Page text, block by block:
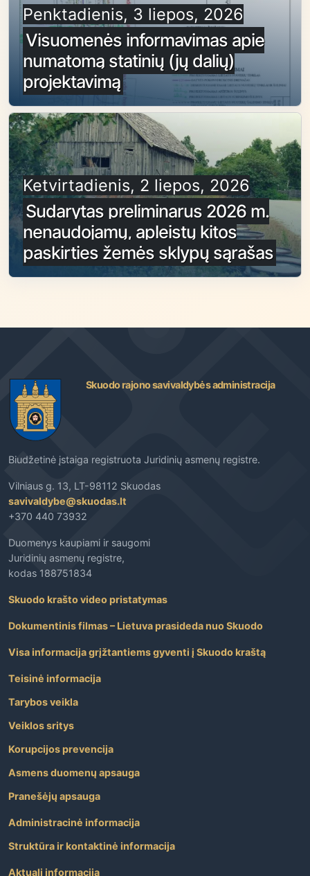
Penktadienis, 3 liepos, 2026
Visuomenės informavimas apie
numatomą statinių (jų dalių)
projektavimą
Ketvirtadienis, 2 liepos, 2026
Sudarytas preliminarus 2026 m.
nenaudojamų, apleistų kitos
paskirties žemės sklypų sąrašas
Skuodo rajono savivaldybės administracija
Biudžetinė įstaiga registruota Juridinių asmenų registre.
Vilniaus g. 13, LT-98112 Skuodas
savivaldybe@skuodas.lt
+370 440 73932
Duomenys kaupiami ir saugomi
Juridinių asmenų registre,
kodas 188751834
Skuodo krašto video pristatymas
Dokumentinis filmas – Lietuva prasideda nuo Skuodo
Visa informacija grįžtantiems gyventi į Skuodo kraštą
Teisinė informacija
Tarybos veikla
Veiklos sritys
Korupcijos prevencija
Asmens duomenų apsauga
Pranešėjų apsauga
Administracinė informacija
Struktūra ir kontaktinė informacija
Aktuali informacija